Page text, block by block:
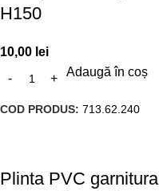
H150
10,00 lei
Adaugă în coș
COD PRODUS: 713.62.240
Plinta PVC garnitura